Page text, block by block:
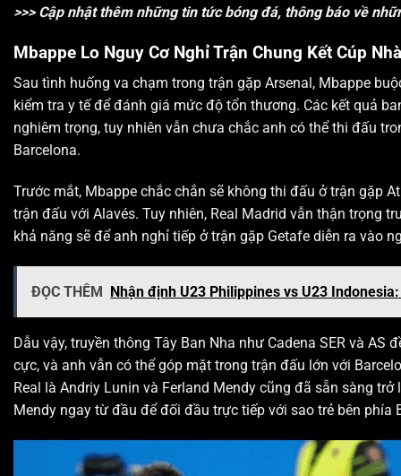
>>> Cập nhật thêm những tin tức bóng đá, thông báo về
Mbappe Lo Nguy Cơ Nghỉ Trận Chung Kết Cúp
Sau tình huống va chạm trong trận gặp Arsenal, Mbappe
kiểm tra y tế để đánh giá mức độ tổn thương. Các kết quả
nghiêm trọng, tuy nhiên vẫn chưa chắc anh có thể thi đấu
Barcelona.
Trước mắt, Mbappe chắc chắn sẽ không thi đấu ở trận gặp
trận đấu với Alavés. Tuy nhiên, Real Madrid vẫn thận trọng
khả năng sẽ để anh nghỉ tiếp ở trận gặp Getafe diễn ra vào
ĐỌC THÊM Nhận định U23 Philippines vs U23
Dẫu vậy, truyền thông Tây Ban Nha như Cadena SER và
cực, và anh vẫn có thể góp mặt trong trận đấu lớn với
Real là Andriy Lunin và Ferland Mendy cũng đã sẵn sàng
Mendy ngay từ đầu để đối đầu trực tiếp với sao trẻ bên phía